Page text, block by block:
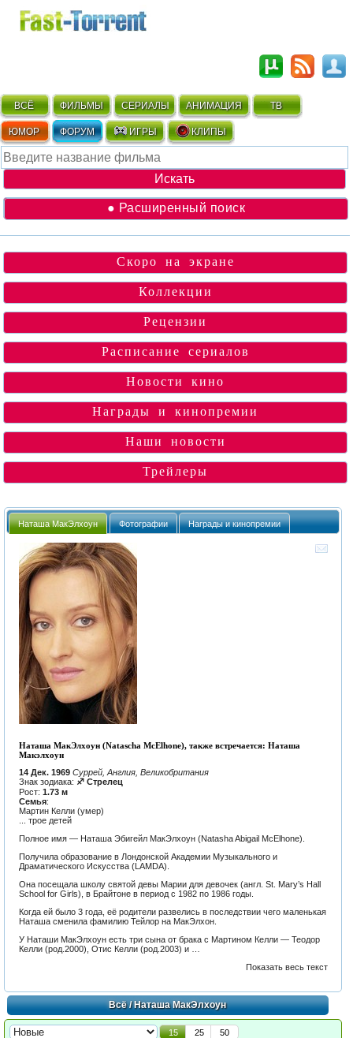
ВСЁ ФИЛЬМЫ СЕРИАЛЫ АНИМАЦИЯ ТВ
ЮМОР ФОРУМ ИГРЫ КЛИПЫ
● Расширенный поиск
Скоро на экране
Коллекции
Рецензии
Расписание сериалов
Новости кино
Награды и кинопремии
Наши новости
Трейлеры
Наташа МакЭлхоун Фотографии Награды и кинопремии
Наташа МакЭлхоун (Natascha McElhone), также встречается: Наташа
Макэлхоун
14 Дек. 1969 Суррей, Англия, Великобритания
Знак зодиака: ♐ Стрелец
Рост: 1.73 м
Семья:
Мартин Келли (умер)
... трое детей
Полное имя — Наташа Эбигейл МакЭлхоун (Natasha Abigail McElhone).
Получила образование в Лондонской Академии Музыкального и
Драматического Искусства (LAMDA).
Она посещала школу святой девы Марии для девочек (англ. St. Mary’s Hall
School for Girls), в Брайтоне в период с 1982 по 1986 годы.
Когда ей было 3 года, её родители развелись в последствии чего маленькая
Наташа сменила фамилию Тейлор на МакЭлхон.
У Наташи МакЭлхоун есть три сына от брака с Мартином Келли — Теодор
Келли (род.2000), Отис Келли (род.2003) и …
Показать весь текст
Всё/ Наташа МакЭлхоун
15 25
50